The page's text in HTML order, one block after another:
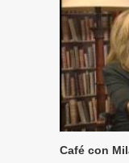
Café con